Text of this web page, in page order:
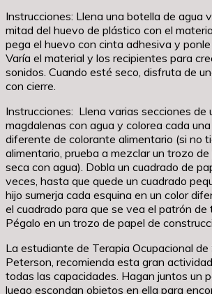
Instrucciones: Llena una botella de agua
mitad del huevo de plástico con el
pega el huevo con cinta adhesiva y
Varía el material y los recipientes para
sonidos. Cuando esté seco, disfruta de
con cierre.
Instrucciones: Llena varias secciones de
magdalenas con agua y colorea cada
diferente de colorante alimentario (si no
alimentario, prueba a mezclar un trozo
seca con agua). Dobla un cuadrado de
veces, hasta que quede un cuadrado
hijo sumerja cada esquina en un color
el cuadrado para que se vea el patrón de
Pégalo en un trozo de papel de
La estudiante de Terapia Ocupacional
Peterson, recomienda esta gran
todas las capacidades. Hagan juntos un
luego escondan objetos en ella para